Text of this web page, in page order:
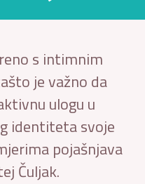
s intimnim
je važno da
ulogu u
identiteta svoje
pojašnjava
Čuljak.